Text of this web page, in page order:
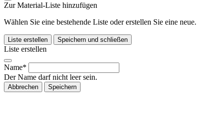
Zur Material-Liste hinzufügen
Wählen Sie eine bestehende Liste oder erstellen Sie eine neue.
Liste erstellen Speichern und schließen
Liste erstellen
Name*
Der Name darf nicht leer sein.
Abbrechen Speichern